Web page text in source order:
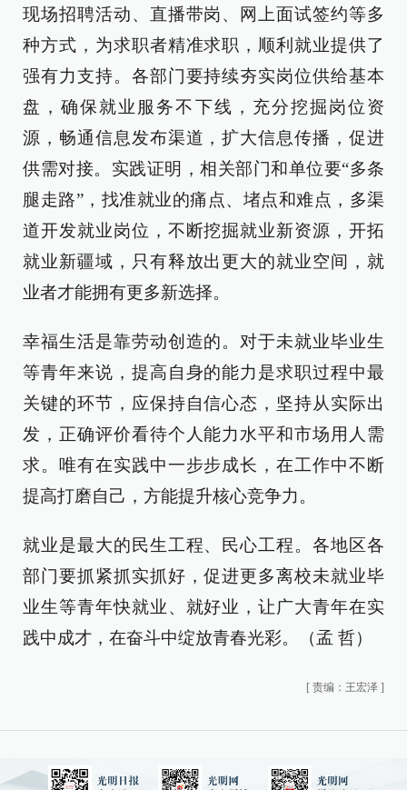
现场招聘活动、直播带岗、网上面试签约等多
种方式，为求职者精准求职，顺利就业提供了
强有力支持。各部门要持续夯实岗位供给基本
盘，确保就业服务不下线，充分挖掘岗位资
源，畅通信息发布渠道，扩大信息传播，促进
供需对接。实践证明，相关部门和单位要“多条
腿走路”，找准就业的痛点、堵点和难点，多渠
道开发就业岗位，不断挖掘就业新资源，开拓
就业新疆域，只有释放出更大的就业空间，就
业者才能拥有更多新选择。
幸福生活是靠劳动创造的。对于未就业毕业生
等青年来说，提高自身的能力是求职过程中最
关键的环节，应保持自信心态，坚持从实际出
发，正确评价看待个人能力水平和市场用人需
求。唯有在实践中一步步成长，在工作中不断
提高打磨自己，方能提升核心竞争力。
就业是最大的民生工程、民心工程。各地区各
部门要抓紧抓实抓好，促进更多离校未就业毕
业生等青年快就业、就好业，让广大青年在实
践中成才，在奋斗中绽放青春光彩。（孟 哲）
[ 责编：王宏泽 ]